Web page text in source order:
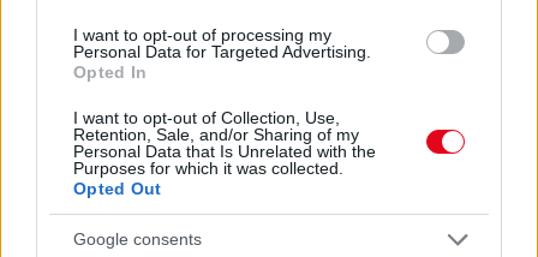
I want to opt-out of processing my
Personal Data for Targeted Advertising.
Opted In
I want to opt-out of Collection, Use,
Retention, Sale, and/or Sharing of my
Personal Data that Is Unrelated with the
Purposes for which it was collected.
Opted Out
Google consents
24 óra